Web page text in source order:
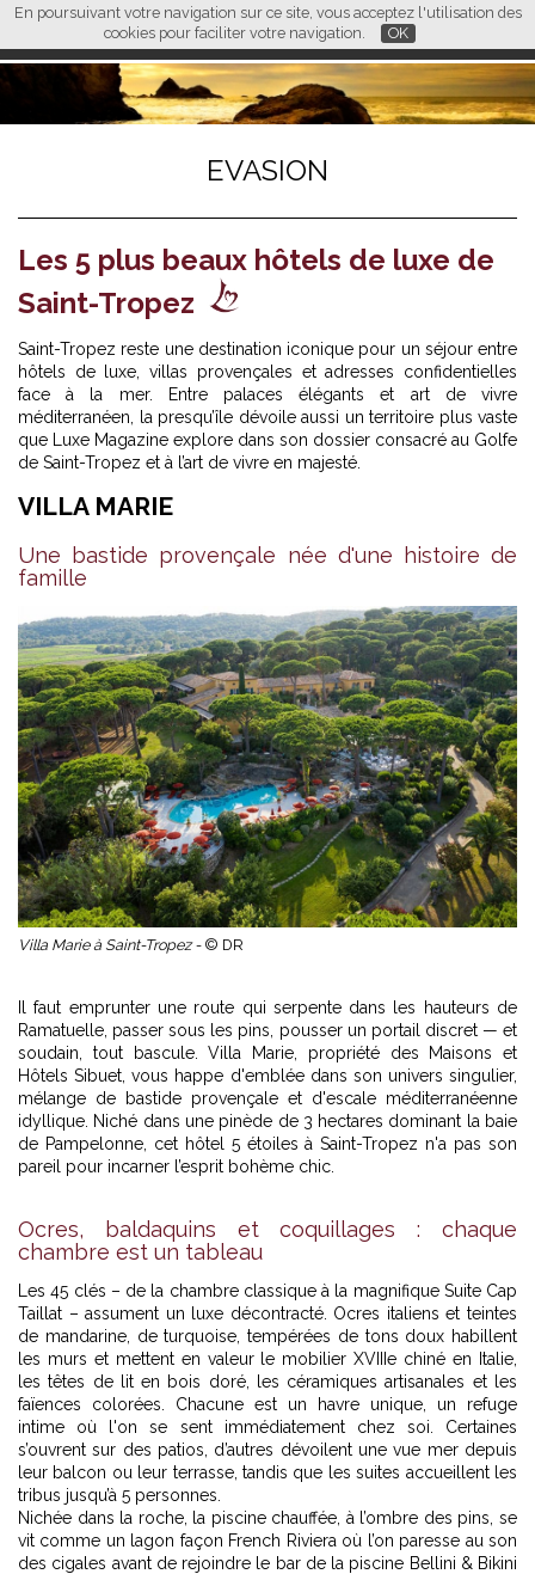
En poursuivant votre navigation sur ce site, vous acceptez l'utilisation des
cookies pour faciliter votre navigation.
OK
FR EN CN
L M
EVASION
Les 5 plus beaux hôtels de luxe de
Saint-Tropez
Saint-Tropez reste une destination iconique pour un séjour entre
hôtels de luxe, villas provençales et adresses confidentielles
face à la mer. Entre palaces élégants et art de vivre
méditerranéen, la presqu’île dévoile aussi un territoire plus vaste
que Luxe Magazine explore dans son dossier consacré au Golfe
de Saint-Tropez et à l’art de vivre en majesté
VILLA MARIE
Une bastide provençale née d'une histoire de
famille
Villa Marie à Saint-Tropez - © DR
Il faut emprunter une route qui serpente dans les hauteurs de
Ramatuelle, passer sous les pins, pousser un portail discret — et
soudain, tout bascule. Villa Marie, propriété des Maisons et
Hôtels Sibuet, vous happe d'emblée dans son univers singulier,
mélange de bastide provençale et d'escale méditerranéenne
idyllique. Niché dans une pinède de 3 hectares dominant la baie
de Pampelonne, cethôtel 5 étoiles à Saint-Tropez n'a pas son
pareil pour incarner l’esprit bohème chic.
Ocres, baldaquins et coquillages : chaque
chambre est un tableau
Les 45 clés – de la chambre classique à la magnifique Suite Cap
Taillat – assument un luxe décontracté. Ocres italiens et teintes
de mandarine, de turquoise, tempérées de tons doux habillent
les murs et mettent en valeur le mobilier XVIIIe chiné en Italie,
les têtes de lit en bois doré, les céramiques artisanales et les
faïences colorées. Chacune est un havre unique, un refuge
intime où l'on se sent immédiatement chez soi. Certaines
s’ouvrent sur des patios, d’autres dévoilent une vue mer depuis
leur balcon ou leur terrasse, tandis que les suites accueillent les
tribus jusqu’à 5 personnes.
Nichée dans la roche, la piscine chauffée, à l’ombre des pins, se
vit comme un lagon façon French Riviera où l’on paresse au son
des cigales avant de rejoindre le bar de la piscine Bellini & Bikini